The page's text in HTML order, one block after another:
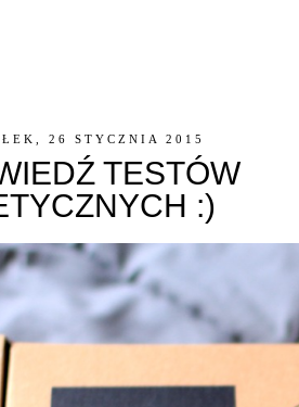
26 STYCZNIA 2015
TESTÓW
:)